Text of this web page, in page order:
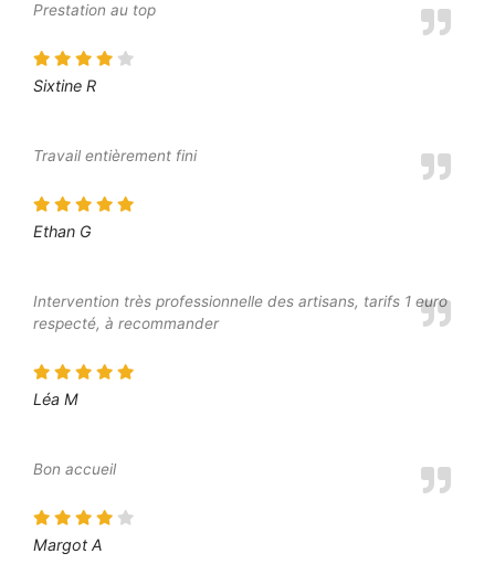
Prestation au top
Sixtine R
Travail entièrement fini
Ethan G
Intervention très professionnelle des artisans, tarifs 1 euro
respecté, à recommander
Léa M
Bon accueil
Margot A